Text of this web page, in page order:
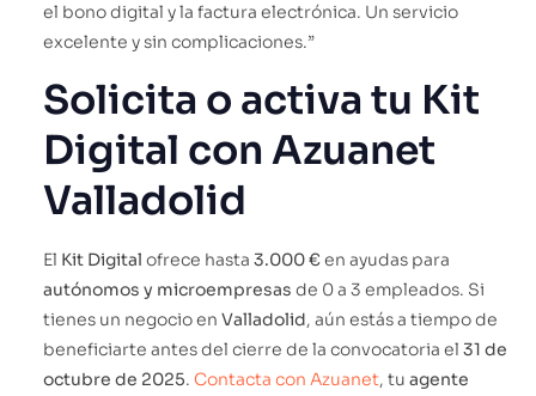
el bono digital y la factura electrónica. Un servicio
excelente y sin complicaciones.”
Solicita o activa tu Kit
Digital con Azuanet
Valladolid
El Kit Digital ofrece hasta 3.000 €en ayudas para
autónomos y microempresas de 0 a 3 empleados. Si
tienes un negocio en Valladolid, aún estás a tiempo de
beneficiarte antes del cierre de la convocatoria el 31 de
octubre de 2025. Contacta con Azuanet, tu agente